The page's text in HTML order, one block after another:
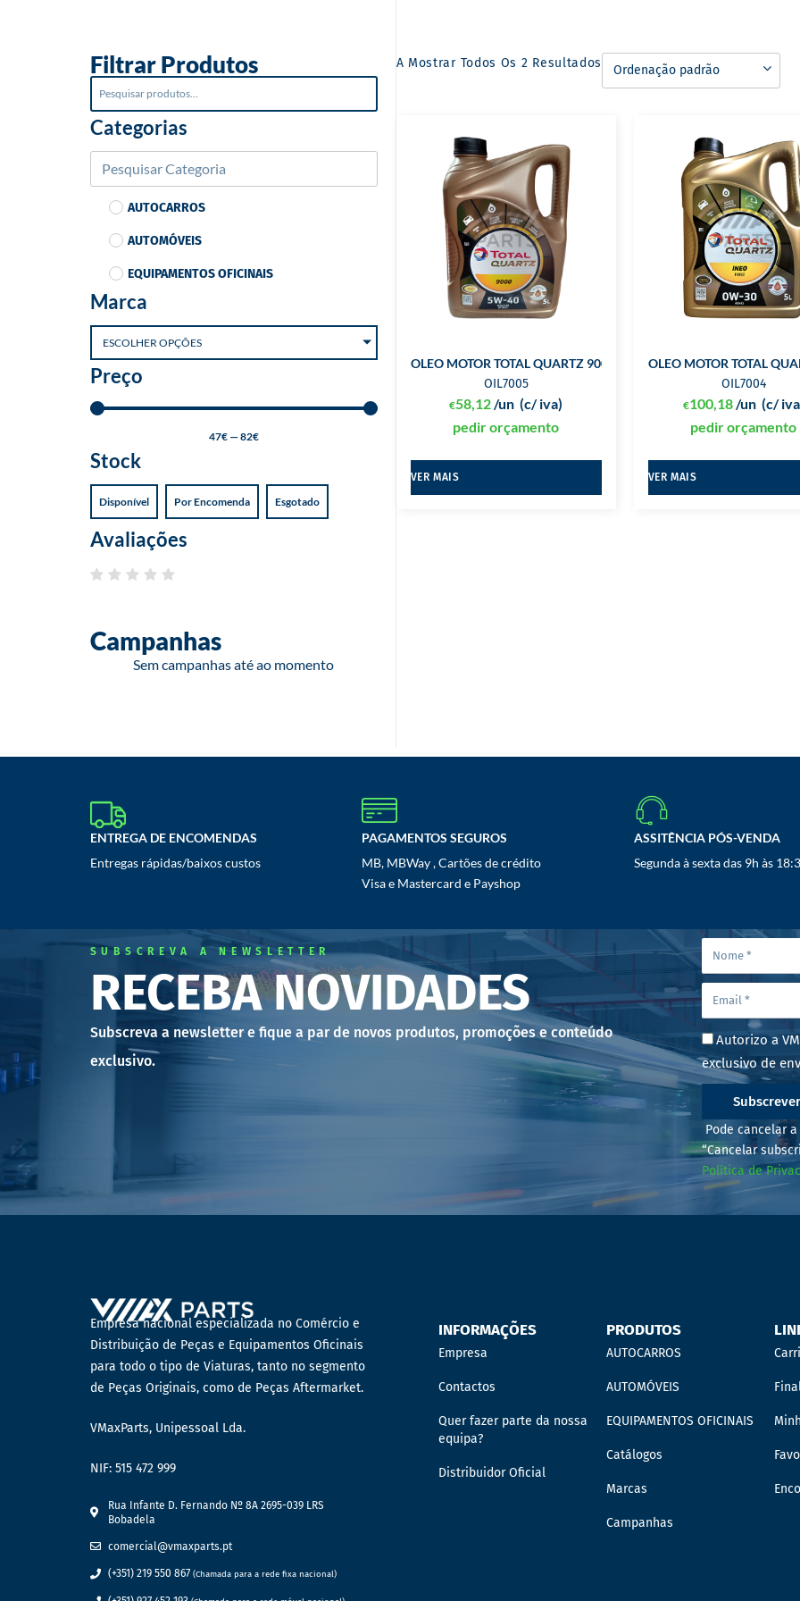
Filtrar Produtos
Categorias
AUTOCARROS
AUTOMÓVEIS
EQUIPAMENTOS OFICINAIS
Marca
ESCOLHER OPÇÕES
Preço
47€—82€
Stock
Disponível Por Encomenda Esgotado
Avaliações
Campanhas
Sem campanhas até ao momento
A Mostrar Todos Os 2 Resultados
OLEO MOTOR TOTAL QUARTZ 9000 5W40 5L
OIL7005
€58,12 (c/ iva)
/un
pedir orçamento
VER MAIS
OLEO MOTOR TOTAL
OIL7004
€100,18 (c/
/un
pedir orçamento
VER MAIS
ENTREGA DE ENCOMENDAS
Entregas rápidas/baixos custos
PAGAMENTOS SEGUROS
MB, MBWay , Cartões de crédito
Visa e Mastercard e Payshop
ASSITÊNCIA PÓS-VENDA
Segunda à sexta das 9h às
SUBSCREVA A NEWSLETTER
RECEBA NOVIDADES
Subscreva a newsletter e fique a par de novos produtos, promoções e conteúdo
exclusivo.
Autorizo a
exclusivo de
Pode cancelar
“Cancelar
Política de
Empresa nacional especializada no Comércio e
Distribuição de Peças e Equipamentos Oficinais
para todo o tipo de Viaturas, tanto no segmento
de Peças Originais, como de Peças Aftermarket.
VMaxParts, Unipessoal Lda.
NIF: 515 472 999
Rua Infante D. Fernando Nº 8A 2695-039 LRS
Bobadela
comercial@vmaxparts.pt
(+351) 219 550 867 (Chamada para a rede fixa nacional)
INFORMAÇÕES
Empresa
Contactos
Quer fazer parte da nossa
equipa?
Distribuidor Oficial
PRODUTOS
AUTOCARROS
AUTOMÓVEIS
EQUIPAMENTOS OFICINAIS
Catálogos
Marcas
Campanhas